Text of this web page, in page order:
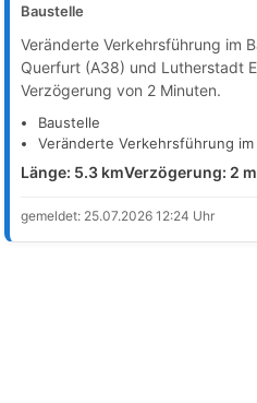
Baustelle
Veränderte Verkehrsführung im
Querfurt (A38) und Lutherstadt
Verzögerung von 2 Minuten.
Baustelle
Veränderte Verkehrsführung
Länge: 5.3 kmVerzögerung: 2
gemeldet: 25.07.2026 12:24 Uhr